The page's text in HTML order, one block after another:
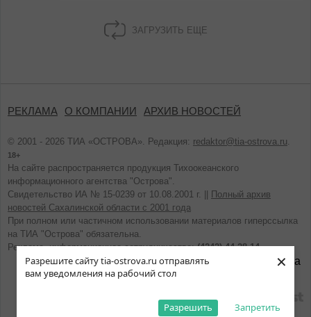
Разрешите сайту tia-ostrova.ru отправлять
вам уведомления на рабочий стол
Запретить
Разрешить
×
ЗАГРУЗИТЬ ЕЩЕ
РЕКЛАМА О КОМПАНИИ АРХИВ НОВОСТЕЙ
© 2001 - 2026 ТИА «ОСТРОВА». Редакция: redaktor@tia-ostrova.ru
18+
На сайте распространяется продукция Тихоокеанского
информационного агентства "Острова".
Свидетельство ИА № 15-0239 от 10.08.2001 г. || Полный архив
новостей Сахалинской области с 2001 года
При полном или частичном использовании материалов гиперссылка
на ТИА "Острова" обязательна.
Реклама, информационное сотрудничество:(4242) 44-28-14.
разработано